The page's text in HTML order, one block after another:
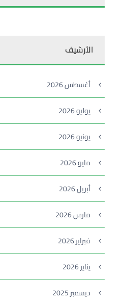
الأرشيف
أغسطس 2026
يوليو 2026
يونيو 2026
مايو 2026
أبريل 2026
مارس 2026
فبراير 2026
يناير 2026
ديسمبر 2025